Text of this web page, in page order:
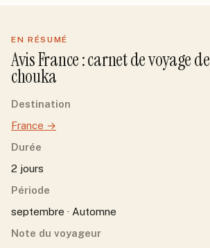
EN RÉSUMÉ
AvisFrance: carnet de voyage de
chouka
Destination
France →
Durée
2 jours
Période
septembre · Automne
Note du voyageur